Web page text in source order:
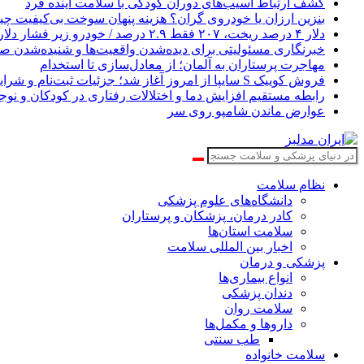
کشف ارتباط آسیب‌های دوران کودکی با سلامت آینده فرد
بنزین ارزان یا خودروی گران؟ هزینه پنهان سوخت بی‌کیفیت
دلار ۴ درصد ریخت، ۲۰۷ فقط ۲.۹ درصد / خودرو زیر فشار دلار کوتاه می‌آید؟
خبرنگاری مسئولیتی برای دیده‌شدن واقعیت‌ها و شنیده‌شدن
مهاجرت پرستاران به آلمان؛ از معادل‌سازی تا استخدام
فروش کوییک S سایپا از امروز آغاز شد؛ جزئیات ثبت‌نام و شرایط
رابطه مستقیم افزایش دما و اختلالات رفتاری در کودکان و
عوارض ماندن شامپو روی سر
نظام سلامت
دانشگاه‌های علوم پزشکی
کادر درمان، پزشکان و پرستاران
سلامت استان‌ها
اخبار بین المللی سلامت
پزشکی و درمان
انواع بیماری‌ها
دندان پزشکی
سلامت روان
داروها و مکمل‌ها
طب سنتی
سلامت خانواده